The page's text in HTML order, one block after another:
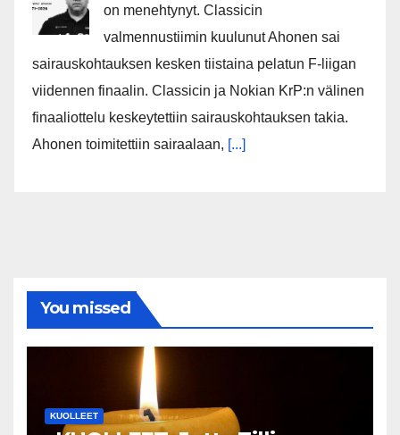
on menehtynyt. Classicin
valmennustiimin kuulunut Ahonen sai
sairauskohtauksen kesken tiistaina pelatun F-liigan
viidennen finaalin. Classicin ja Nokian KrP:n välinen
finaaliottelu keskeytettiin sairauskohtauksen takia.
Ahonen toimitettiin sairaalaan, [...]
You missed
KUOLLEET